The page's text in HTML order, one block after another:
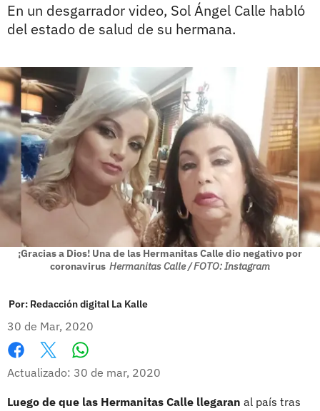
En un desgarrador video, Sol Ángel Calle habló
del estado de salud de su hermana.
¡Gracias a Dios! Una de las Hermanitas Calle dio negativo por
coronavirus Hermanitas Calle / FOTO: Instagram
Por: Redacción digital La Kalle
30 de Mar, 2020
Facebook
X
Actualizado: 30 de mar, 2020
Luego de que las Hermanitas Calle llegaran al país tras